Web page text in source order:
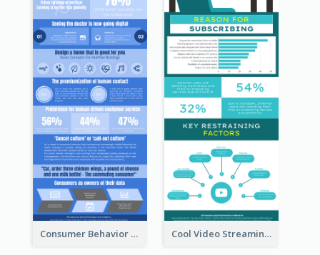
Consumer Behavior Analysis Infographic Design Cool Video Streaming Trend Infographic Design Idea